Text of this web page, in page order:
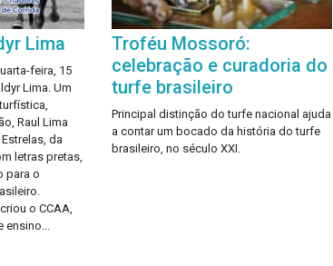
Lima
feira, 15
Lima. Um
Raul Lima
da
letras pretas,
para o
o CCAA,
ensino...
Troféu Mossoró:
celebração e curadoria do
turfe brasileiro
Principal distinção do turfe nacional ajuda
a contar um bocado da história do turfe
brasileiro, no século XXI.